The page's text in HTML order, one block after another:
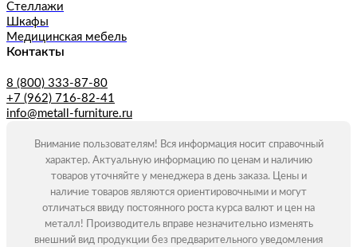
Стеллажи
Шкафы
Медицинская мебель
Контакты
8 (800) 333-87-80
+7 (962) 716-82-41
info@metall-furniture.ru
Внимание пользователям! Вся информация носит справочный
характер. Актуальную информацию по ценам и наличию
товаров уточняйте у менеджера в день заказа. Цены и
наличие товаров являются ориентировочными и могут
отличаться ввиду постоянного роста курса валют и цен на
металл! Производитель вправе незначительно изменять
внешний вид продукции без предварительного уведомления